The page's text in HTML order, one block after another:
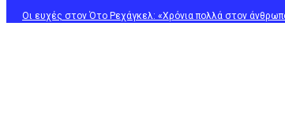
Οι ευχές στον Ότο Ρεχάγκελ: «Χρόνια πολλά στον